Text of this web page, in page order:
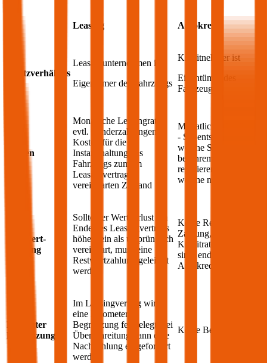
Leasing Autokredit
Besitzverhältnis
Leasingunternehmen ist
Eigentümer des Fahrzeugs
Kreditnehmer ist
Eigentümer des
Fahrzeugs
Kosten
Monatliche Leasingrate,
evtl. Sonderzahlungen;
Kosten für die
Instandhaltung des
Fahrzeugs zum im
Leasingvertrag
vereinbarten Zustand
Monatliche Kreditrate
- Sie entscheiden,
welche Schäden Sie
bei Ihrem
reparieren lassen und
welche nicht
Restwert-
Zahlung
Sollte der Wertverlust am
Ende des Leasingvertrags
höher sein als ursprünglich
vereinbart, muss eine
Restwertzahlung geleistet
werden
Keine Restwert-
Zahlung, wenn alle
Kreditraten bezahlt
sind, endet der
Autokredit
Kilometer
Begrenzung
Im Leasingvertrag wird
eine Kilometer
Begrenzung festgelegt, bei
Überschreitung kann eine
Nachzahlung eingefordert
werden
Keine Begrenzung